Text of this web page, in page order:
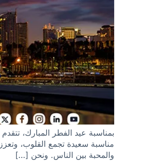
بمناسبة عيد الفطر المبارك،
مناسبة سعيدة تجمع القلوب،
والمحبة بين الناس. ونحن […]